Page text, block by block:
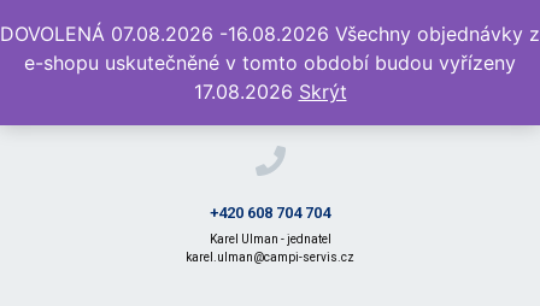
+420 608 704 704
Karel Ulman - jednatel
karel.ulman@campi-servis.cz
DOVOLENÁ 07.08.2026 -16.08.2026 Všechny objednávky z
e-shopu uskutečněné v tomto období budou vyřízeny
17.08.2026 Skrýt